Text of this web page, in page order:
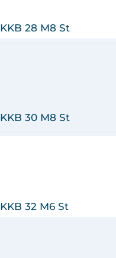
KKB 28 M8 St
KKB 30 M8 St
KKB 32 M6 St